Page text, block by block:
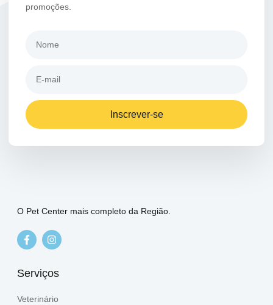
promoções.
Inscrever-se
O Pet Center mais completo da Região.
Serviços
Veterinário